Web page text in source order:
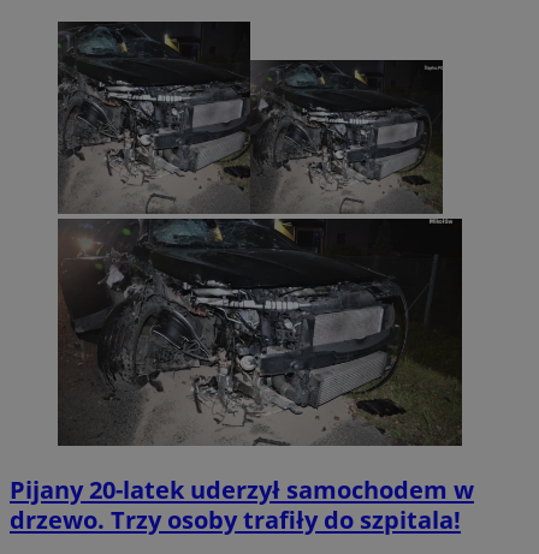
Pijany 20-latek uderzył samochodem w
drzewo. Trzy osoby trafiły do szpitala!